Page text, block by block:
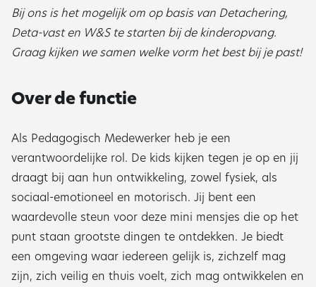
Bij ons is het mogelijk om op basis van Detachering,
Deta-vast en W&S te starten bij de kinderopvang.
Graag kijken we samen welke vorm het best bij je past!
Over de functie
Als Pedagogisch Medewerker heb je een
verantwoordelijke rol. De kids kijken tegen je op en jij
draagt bij aan hun ontwikkeling, zowel fysiek, als
sociaal-emotioneel en motorisch. Jij bent een
waardevolle steun voor deze mini mensjes die op het
punt staan grootste dingen te ontdekken. Je biedt
een omgeving waar iedereen gelijk is, zichzelf mag
zijn, zich veilig en thuis voelt, zich mag ontwikkelen en